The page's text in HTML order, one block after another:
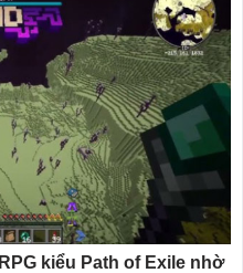
kiểu Path of Exile nhờ